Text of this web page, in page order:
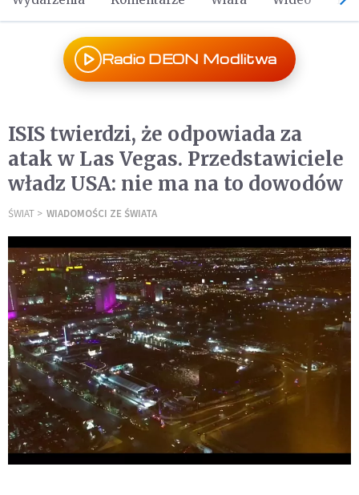
Radio DEON Modlitwa
ISIS twierdzi, że odpowiada za
atak w Las Vegas. Przedstawiciele
władz USA: nie ma na to dowodów
ŚWIAT WIADOMOŚCI ZE ŚWIATA